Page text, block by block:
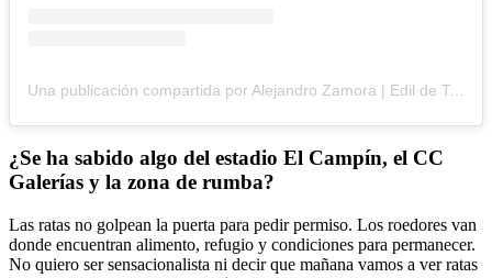
Una publicación compartida por Alejandro Zamora | Edil de Teusaquillo (@alejandrozamora77)
¿Se ha sabido algo del estadio El Campín, el CC
Galerías y la zona de rumba?
Las ratas no golpean la puerta para pedir permiso. Los roedores van
donde encuentran alimento, refugio y condiciones para permanecer.
No quiero ser sensacionalista ni decir que mañana vamos a ver ratas